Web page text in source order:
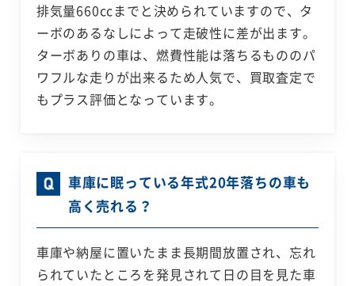
排気量660ccまでと決められていますので、タ
ーボのあるなしによって走破性に差が出ます。
ターボありの車は、燃費性能は落ちるもののパ
ワフルな走りが出来るため人気で、買取査定で
もプラス評価となっています。
車庫に眠っている年式20年落ちの車も
高く売れる？
車庫や納屋に置いたまま長期間放置され、忘れ
られていたところを発見されて日の目を見た車